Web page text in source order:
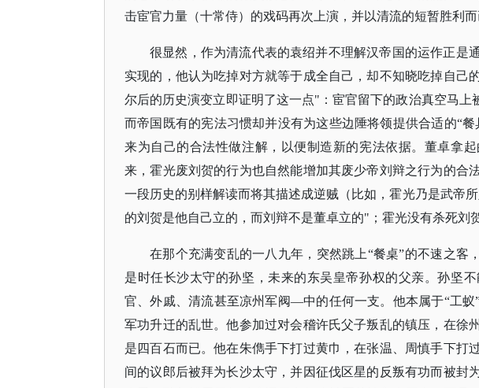
击宦官力量（十常侍）的戏码再次上演，并以清流的短暂胜利
很显然，作为清流代表的袁绍并不理解汉帝国的运作正是
实现的，他认为吃掉对方就等于成全自己，却不知晓吃掉自己
尔后的历史演变立即证明了这一点"：宦官留下的政治真空马上
而帝国既有的宪法习惯却并没有为这些边陲将领提供合适的“
来为自己的合法性做注解，以便制造新的宪法依据。董卓拿
来，霍光废刘贺的行为也自然能增加其废少帝刘辩之行为的合
一段历史的别样解读而将其描述成逆贼（比如，霍光乃是武帝
的刘贺是他自己立的，而刘辩不是董卓立的"；霍光没有杀死刘
在那个充满变乱的一八九年，突然跳上“餐桌”的不速之客
是时任长沙太守的孙坚，未来的东吴皇帝孙权的父亲。孙坚
官、外戚、清流甚至凉州军阀—中的任何一支。他本属于“工
军功升迁的乱世。他参加过对会稽许氏父子叛乱的镇压，在徐
是四百石而已。他在朱儁手下打过黄巾，在张温、周慎手下打
间的议郎后被拜为长沙太守，并因征伐区星的反叛有功而被封